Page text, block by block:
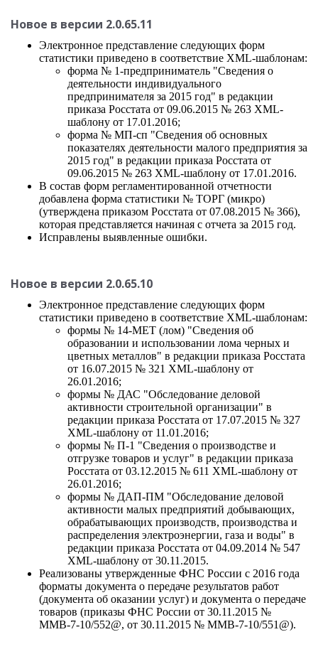
Новое в версии 2.0.65.11
Электронное представление следующих форм
статистики приведено в соответствие XML-шаблонам:
форма № 1-предприниматель "Сведения о
деятельности индивидуального
предпринимателя за 2015 год" в редакции
приказа Росстата от 09.06.2015 № 263 XML-
шаблону от 17.01.2016;
форма № МП-сп "Сведения об основных
показателях деятельности малого предприятия за
2015 год" в редакции приказа Росстата от
09.06.2015 № 263 XML-шаблону от 17.01.2016.
В состав форм регламентированной отчетности
добавлена форма статистики № ТОРГ (микро)
(утверждена приказом Роcстата от 07.08.2015 № 366),
которая представляется начиная с отчета за 2015 год.
Исправлены выявленные ошибки.
Новое в версии 2.0.65.10
Электронное представление следующих форм
статистики приведено в соответствие XML-шаблонам:
формы № 14-МЕТ (лом) "Сведения об
образовании и использовании лома черных и
цветных металлов" в редакции приказа Росстата
от 16.07.2015 № 321 XML-шаблону от
26.01.2016;
формы № ДАС "Обследование деловой
активности строительной организации" в
редакции приказа Росстата от 17.07.2015 № 327
XML-шаблону от 11.01.2016;
формы № П-1 "Сведения о производстве и
отгрузке товаров и услуг" в редакции приказа
Росстата от 03.12.2015 № 611 XML-шаблону от
26.01.2016;
формы № ДАП-ПМ "Обследование деловой
активности малых предприятий добывающих,
обрабатывающих производств, производства и
распределения электроэнергии, газа и воды" в
редакции приказа Росстата от 04.09.2014 № 547
XML-шаблону от 30.11.2015.
Реализованы утвержденные ФНС России с 2016 года
форматы документа о передаче результатов работ
(документа об оказании услуг) и документа о передаче
товаров (приказы ФНС России от 30.11.2015 №
ММВ-7-10/552@, от 30.11.2015 № ММВ-7-10/551@).